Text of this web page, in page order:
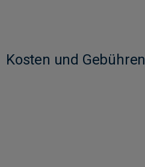
Kosten und Gebühren